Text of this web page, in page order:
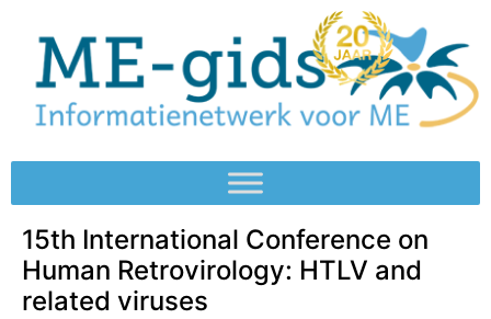
15th International Conference on
Human Retrovirology: HTLV and
related viruses